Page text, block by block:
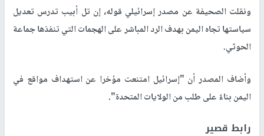
ونقلت الصحيفة عن مصدر إسرائيلي قوله، إن تل أبيب تدرس تعديل
سياستها تجاه اليمن بهدف الرد المباشر على الهجمات التي تنفذها جماعة
الحوثي.
وأضاف المصدر أن "إسرائيل امتنعت مؤخرا عن استهداف مواقع في
اليمن بناءً على طلب من الولايات المتحدة".
رابط قصير